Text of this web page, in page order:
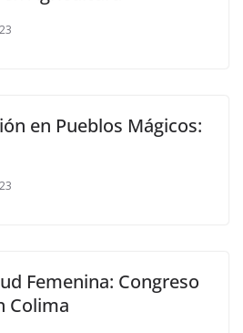
en Pueblos Mágicos:
Femenina: Congreso
Colima